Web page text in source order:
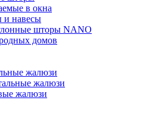
в окна
и навесы
шторы NANO
домов
жалюзи
жалюзи
жалюзи